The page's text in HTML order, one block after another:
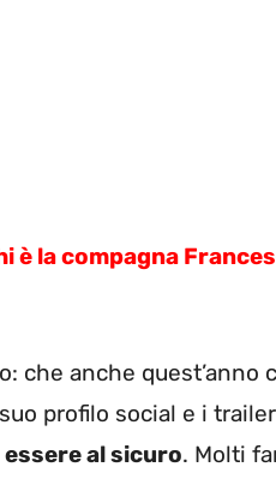
è la compagna
che anche quest’anno
profilo social e i
al sicuro. Molti